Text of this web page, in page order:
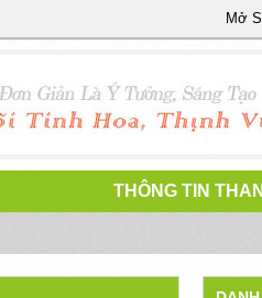
Mở
THÔNG TIN